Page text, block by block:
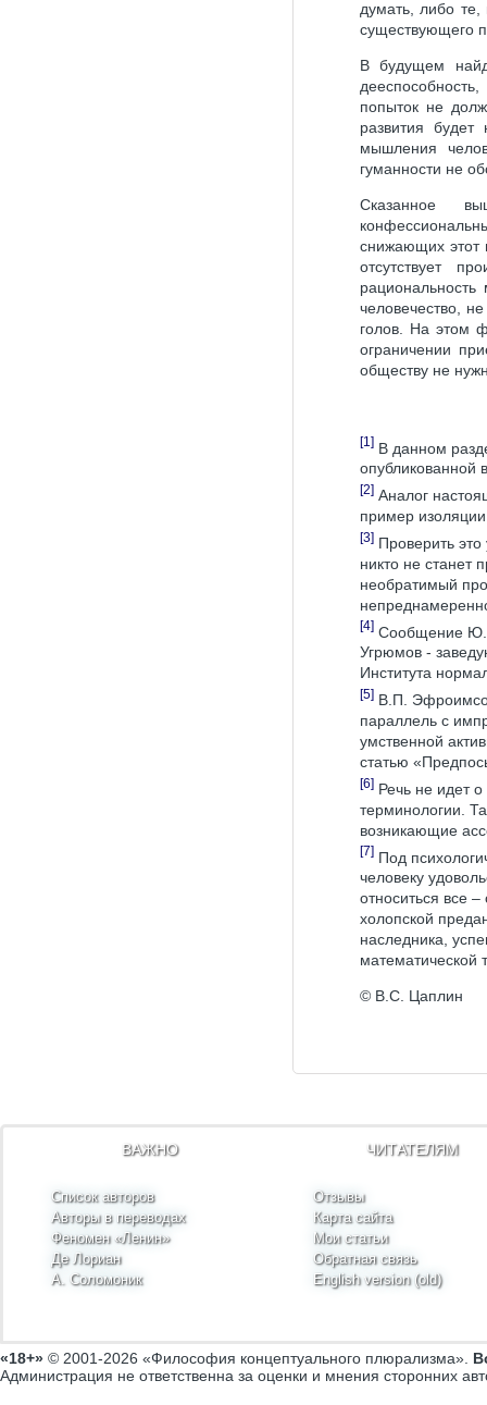
думать, либо те,
существующего
В будущем
попыток не
развития
мышления
гуманности не
Сказанное
снижающих этот
отсутствует
человечество,
голов. На этом
ограничении
обществу не
[1] В данном
опубликованной
[2] Аналог
пример
[3] Проверить
никто не станет
необратимый
[4] Сообщение Ю.
Угрюмов -
Института
[5] В.П.
параллель с
умственной
статью
[6] Речь не идет
терминологии.
возникающие
[7] Под
человеку
относиться все
холопской
наследника,
математической
© В.С. Цаплин
ВАЖНО
Список авторов
Авторы в переводах
Феномен «Ленин»
Де Лориан
А. Соломоник
ЧИТАТЕЛЯМ
Отзывы
Карта сайта
Мои статьи
Обратная связь
English version (old)
«18+» © 2001-2026 «Философия концептуального плюрализма».
Администрация не ответственна за оценки и мнения сторонних